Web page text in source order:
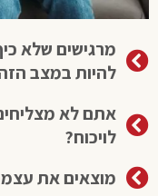
מרגישים שלא
להיות במצב
אתם לא
לויכוח?
מוצאים את